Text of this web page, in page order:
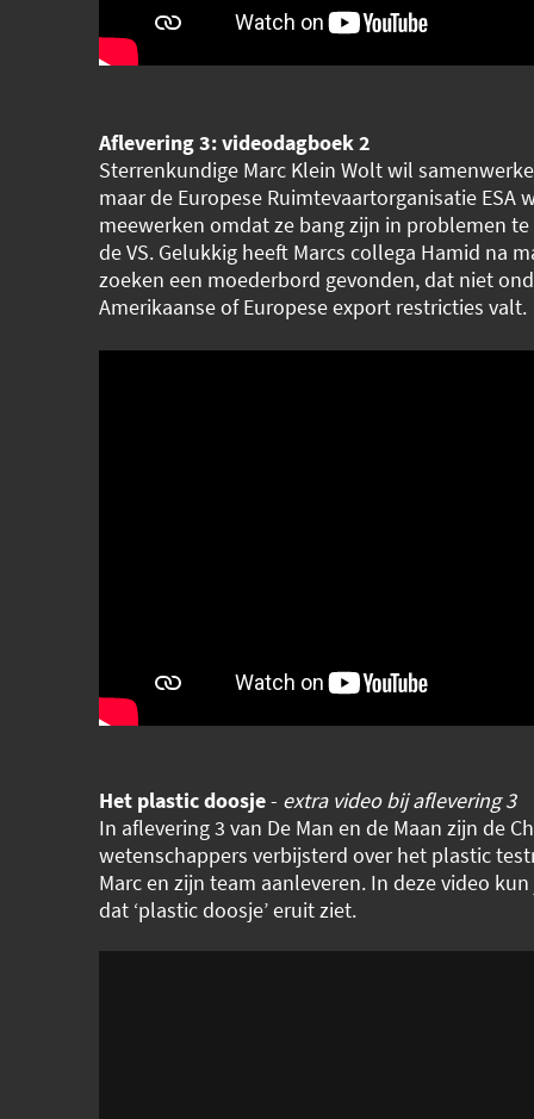
Aflevering 3: videodagboek 2
Sterrenkundige Marc Klein Wolt wil
maar de Europese Ruimtevaartorganisatie ESA
meewerken omdat ze bang zijn in problemen
de VS. Gelukkig heeft Marcs collega Hamid na
zoeken een moederbord gevonden, dat niet
Amerikaanse of Europese export restricties valt.
Het plastic doosje- extra video bij aflevering 3
In aflevering 3 van De Man en de Maan zijn de
wetenschappers verbijsterd over het plastic
Marc en zijn team aanleveren. In deze video
dat ‘plastic doosje’ eruit ziet.